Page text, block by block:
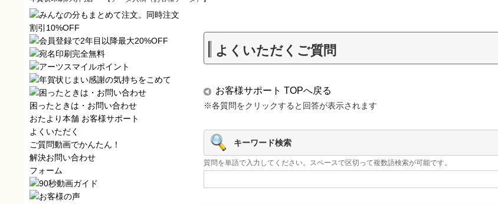
困ったときは・お問い合わせ
おたより本舗 お客様サポート
よくいただく
ご質問動画でかんたん！
解決お問い合わせ
フォーム
よくいただくご質問
お客様サポート TOPへ戻る
※各質問をクリックすると回答が表示されます
キーワード検索
質問を単語で入力してください。スペースで区切って複数語検索が可能です。